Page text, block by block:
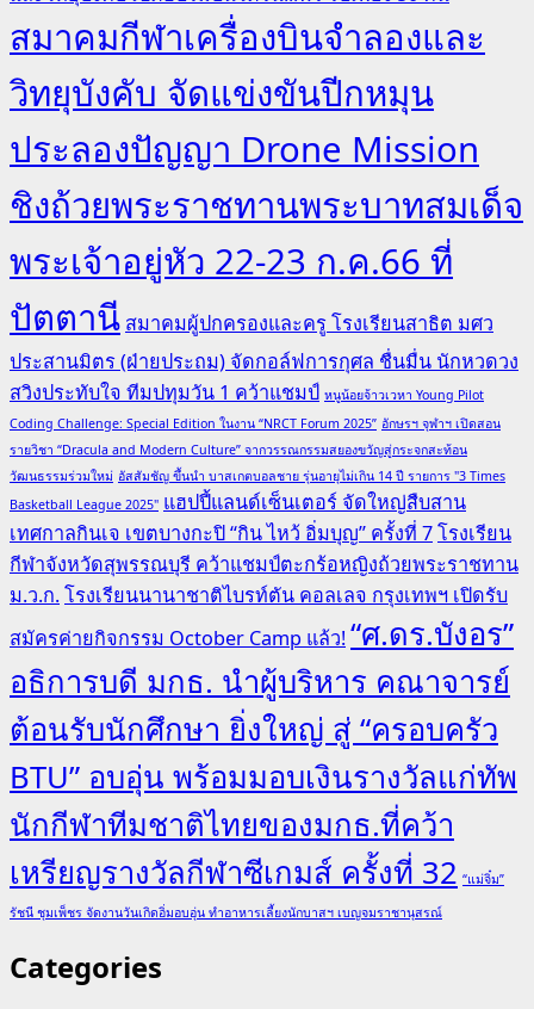
สมาคมกีฬาเครื่องบินจำลองและ
วิทยุบังคับ จัดแข่งขันปีกหมุน
ประลองปัญญา Drone Mission
ชิงถ้วยพระราชทานพระบาทสมเด็จ
พระเจ้าอยู่หัว 22-23 ก.ค.66 ที่
ปัตตานี สมาคมผู้ปกครองและครู โรงเรียนสาธิต มศว
ประสานมิตร (ฝ่ายประถม) จัดกอล์ฟการกุศล ชื่นมื่น นักหวดวง
สวิงประทับใจ ทีมปทุมวัน 1 คว้าแชมป์ หนูน้อยจ้าวเวหา Young Pilot
Coding Challenge: Special Edition ในงาน “NRCT Forum 2025” อักษรฯ จุฬาฯ เปิดสอน
รายวิชา “Dracula and Modern Culture” จากวรรณกรรมสยองขวัญสู่กระจกสะท้อน
วัฒนธรรมร่วมใหม่ อัสสัมชัญ ขึ้นนำ บาสเกตบอลชาย รุ่นอายุไม่เกิน 14 ปี รายการ "3 Times
Basketball League 2025" แฮปปี้แลนด์เซ็นเตอร์ จัดใหญ่สืบสาน
เทศกาลกินเจ เขตบางกะปิ “กิน ไหว้ อิ่มบุญ” ครั้งที่ 7โรงเรียน
กีฬาจังหวัดสุพรรณบุรี คว้าแชมป์ตะกร้อหญิงถ้วยพระราชทาน
ม.ว.ก.โรงเรียนนานาชาติไบรท์ตัน คอลเลจ กรุงเทพฯ เปิดรับ
สมัครค่ายกิจกรรม October Camp แล้ว!“ศ.ดร.บังอร”
อธิการบดี มกธ. นำผู้บริหาร คณาจารย์
ต้อนรับนักศึกษา ยิ่งใหญ่ สู่ “ครอบครัว
BTU” อบอุ่น พร้อมมอบเงินรางวัลแก่ทัพ
นักกีฬาทีมชาติไทยของมกธ.ที่คว้า
เหรียญรางวัลกีฬาซีเกมส์ ครั้งที่ 32 “แม่จิ๋ม”
รัชนี ชุมเพ็ชร จัดงานวันเกิดอิ่มอบอุ่น ทำอาหารเลี้ยงนักบาสฯ เบญจมราชานุสรณ์
Categories